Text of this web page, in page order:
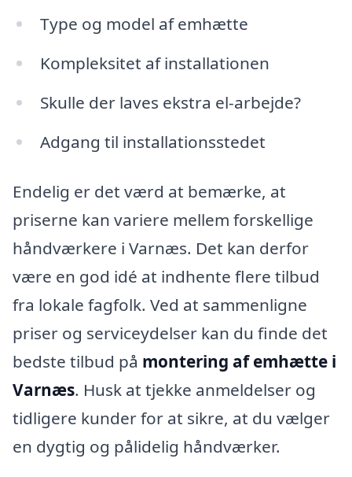
Type og model af emhætte
Kompleksitet af installationen
Skulle der laves ekstra el-arbejde?
Adgang til installationsstedet
Endelig er det værd at bemærke, at
priserne kan variere mellem forskellige
håndværkere i Varnæs. Det kan derfor
være en god idé at indhente flere tilbud
fra lokale fagfolk. Ved at sammenligne
priser og serviceydelser kan du finde det
bedste tilbud på montering af emhætte i
Varnæs. Husk at tjekke anmeldelser og
tidligere kunder for at sikre, at du vælger
en dygtig og pålidelig håndværker.